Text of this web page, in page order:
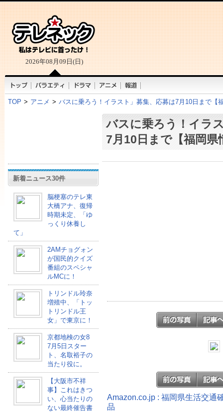
2026年08月09日(日)
TOP > アニメ > バスに乗ろう！イラスト」募集、応募は7月10日まで【
新着ニュース30件
脳梗塞のテレ東
大橋アナ、復帰
時期未定、「ゆ
っくり休養し
て」
2AMチョグォン
が国民的クイズ
番組のスペシャ
ルMCに！
トリンドル玲奈
増殖中、「トッ
トリンドル王
女」で東京に！
京都地検の女8
7月5日スター
ト、名取裕子の
当たり役に。
【大阪市不祥
事】これはきつ
い、心当たりの
ない最終催告書
バスに乗ろう！イラ
7月10日まで【福岡県
Amazon.co.jp : 福岡県生活交通
品